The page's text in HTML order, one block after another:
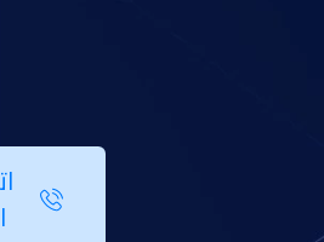
تعتبر الكوالين جزءًا أساسيًا من حياتنا